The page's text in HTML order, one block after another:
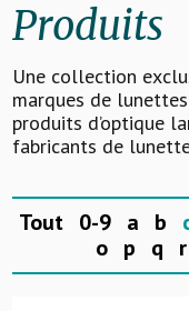
Produits
Une collection
marques de
produits d’optique
fabricants de
Tout 0-9 a b
o p q r